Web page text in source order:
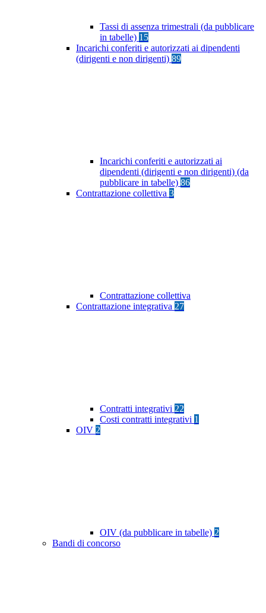
Tassi di assenza trimestrali (da pubblicare
in tabelle) 15
Incarichi conferiti e autorizzati ai dipendenti
(dirigenti e non dirigenti) 89
Incarichi conferiti e autorizzati ai
dipendenti (dirigenti e non dirigenti) (da
pubblicare in tabelle) 86
Contrattazione collettiva 3
Contrattazione collettiva
Contrattazione integrativa 27
Contratti integrativi 22
Costi contratti integrativi 1
OIV 2
OIV (da pubblicare in tabelle) 2
Bandi di concorso